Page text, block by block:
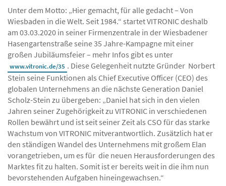
Unter dem Motto: „Hier gemacht, für alle gedacht – Von
Wiesbaden in die Welt. Seit 1984.“ startet VITRONIC deshalb
am 03.03.2020 in seiner Firmenzentrale in der Wiesbadener
Hasengartenstraße seine 35 Jahre-Kampagne mit einer
großen Jubiläumsfeier – mehr Infos gibt es unter
www.vitronic.de/35 . Diese Gelegenheit nutzte Gründer Norbert
Stein seine Funktionen als Chief Executive Officer (CEO) des
globalen Unternehmens an die nächste Generation Daniel
Scholz-Stein zu übergeben: „Daniel hat sich in den vielen
Jahren seiner Zugehörigkeit zu VITRONIC in verschiedenen
Rollen bewährt und ist seit seiner Zeit als CSO für das starke
Wachstum von VITRONIC mitverantwortlich. Zusätzlich hat er
den ständigen Wandel des Unternehmens mit großem Elan
vorangetrieben, um es für die neuen Herausforderungen des
Marktes fit zu halten. Somit ist er bereits weit in die ihm nun
bevorstehenden Aufgaben hineingewachsen.“